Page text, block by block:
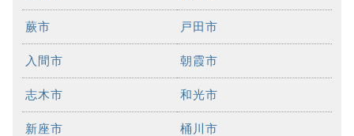
蕨市 戸田市
入間市 朝霞市
志木市 和光市
新座市 桶川市